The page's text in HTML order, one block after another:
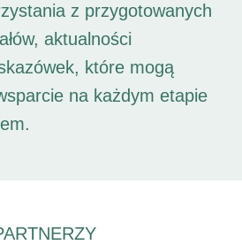
z przygotowanych
aktualności
które mogą
na każdym etapie